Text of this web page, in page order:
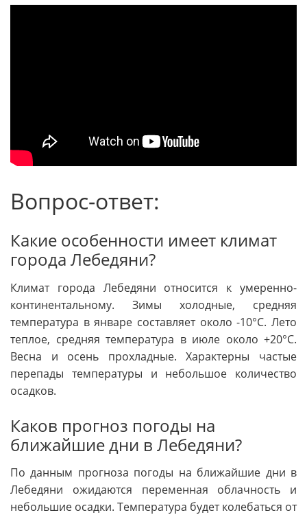
Вопрос-ответ:
Какие особенности имеет климат
города Лебедяни?
Климат города Лебедяни относится к умеренно-
континентальному. Зимы холодные, средняя
температура в январе составляет около -10°C. Лето
теплое, средняя температура в июле около +20°C.
Весна и осень прохладные. Характерны частые
перепады температуры и небольшое количество
осадков.
Каков прогноз погоды на
ближайшие дни в Лебедяни?
По данным прогноза погоды на ближайшие дни в
Лебедяни ожидаются переменная облачность и
небольшие осадки. Температура будет колебаться от